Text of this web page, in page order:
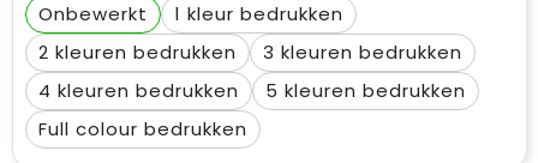
Onbewerkt
1
2
3
4
5
Full colour